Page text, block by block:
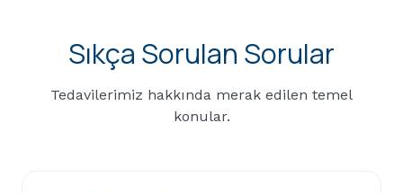
Sıkça Sorulan Sorular
Tedavilerimiz hakkında merak edilen temel
konular.